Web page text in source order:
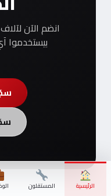
انضم الآن
بيستخدموا
الرئيسية المستقلون